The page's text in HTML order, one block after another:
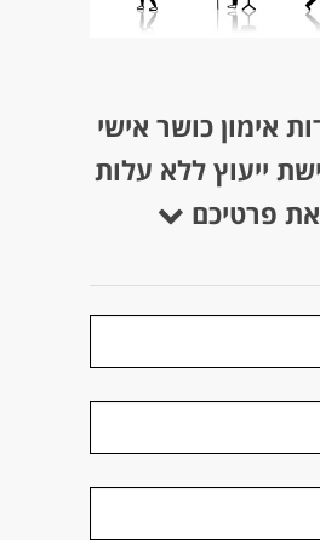
אימון כושר אישי
ייעוץ ללא עלות
פרטיכם